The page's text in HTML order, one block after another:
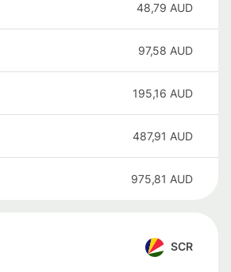
48,79 AUD
97,58 AUD
195,16 AUD
487,91 AUD
975,81 AUD
SCR